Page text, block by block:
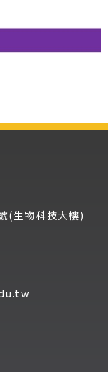
(生物科技大樓)